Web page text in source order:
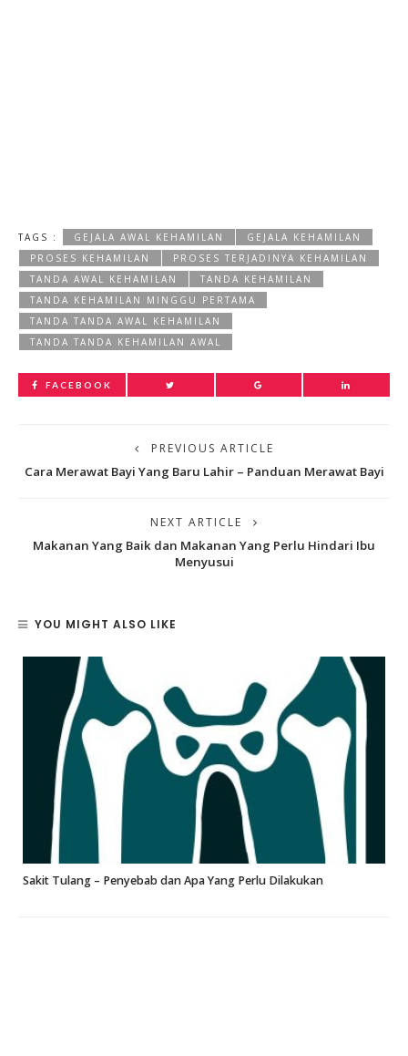
TAGS : GEJALA AWAL KEHAMILAN
GEJALA KEHAMILAN
PROSES KEHAMILAN
PROSES TERJADINYA KEHAMILAN
TANDA AWAL KEHAMILAN
TANDA KEHAMILAN
TANDA KEHAMILAN MINGGU PERTAMA
TANDA TANDA AWAL KEHAMILAN
TANDA TANDA KEHAMILAN AWAL
FACEBOOK
PREVIOUS ARTICLE
Cara Merawat Bayi Yang Baru Lahir – Panduan Merawat Bayi
NEXT ARTICLE
Makanan Yang Baik dan Makanan Yang Perlu Hindari Ibu
Menyusui
YOU MIGHT ALSO LIKE
Sakit Tulang – Penyebab dan Apa Yang Perlu Dilakukan